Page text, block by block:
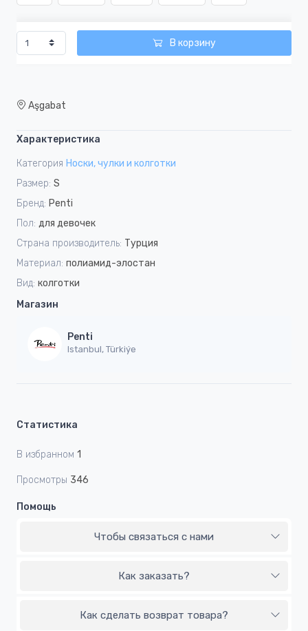
В корзину
Aşgabat
Характеристика
Категория Носки, чулки и колготки
Размер: S
Бренд: Penti
Пол: для девочек
Страна производитель: Турция
Материал: полиамид-элостан
Вид: колготки
Магазин
Penti
Istanbul, Türkiýe
Статистика
В избранном 1
Просмотры 346
Помощь
Чтобы связаться с нами
Как заказать?
Как сделать возврат товара?